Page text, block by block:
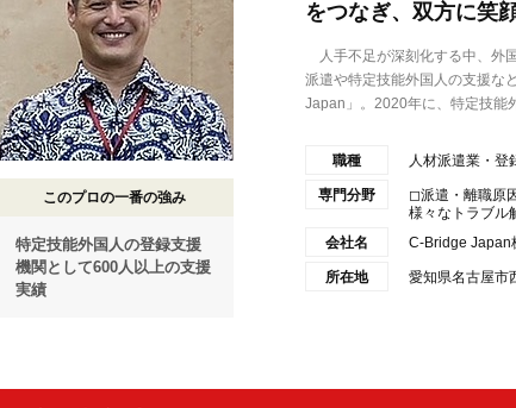
このプロの一番の強み
特定技能外国人の登録支援
機関として600人以上の支援
実績
をつなぎ、双方に笑
人手不足が深刻化する中、外
派遣や特定技能外国人の支援な
Japan」。2020年に、特定技能
職種 人材派遣業・登
専門分野
◻︎派遣・離職原
様々なトラブル
会社名
C-Bridge Japan
所在地 愛知県名古屋市